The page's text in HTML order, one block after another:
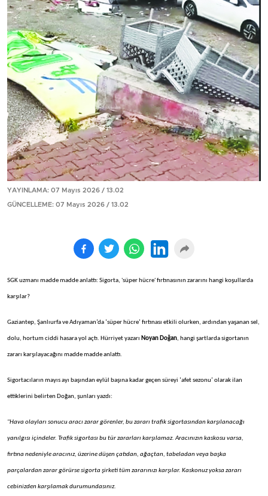
YAYINLAMA: 07 Mayıs 2026 / 13.02
GÜNCELLEME: 07 Mayıs 2026 / 13.02
SGK uzmanı madde madde anlattı: Sigorta, 'süper hücre' fırtınasının zararını hangi koşullarda
karşılar?
Gaziantep, Şanlıurfa ve Adıyaman’da ‘süper hücre’ fırtınası etkili olurken, ardından yaşanan sel,
dolu, hortum ciddi hasara yol açtı. Hürriyet yazarı Noyan Doğan, hangi şartlarda sigortanın
zararı karşılayacağını madde madde anlattı.
Sigortacıların mayıs ayı başından eylül başına kadar geçen süreyi ‘afet sezonu’ olarak ilan
ettiklerini belirten Doğan, şunları yazdı:
''Hava olayları sonucu aracı zarar görenler, bu zararı trafik sigortasından karşılanacağı
yanılgısı içindeler. Trafik sigortası bu tür zararları karşılamaz. Aracınızın kaskosu varsa,
fırtına nedeniyle aracınız, üzerine düşen çatıdan, ağaçtan, tabeladan veya başka
parçalardan zarar görürse sigorta şirketi tüm zararınızı karşılar. Kaskonuz yoksa zararı
cebinizden karşılamak durumundasınız.